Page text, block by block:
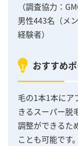
（調査協力：
男性443名（メ
経験者）
おすすめ
毛の1本1本にア
きるスーパー脱
調整ができるた
ことも可能です